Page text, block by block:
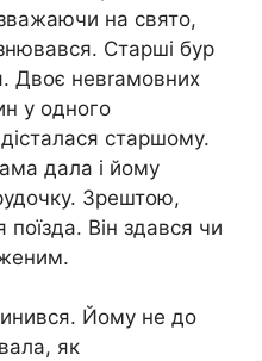
на свято,
Старші бур
Двоє невrамовних
у одного
старшому.
дала і йому
Зрештою,
Він здався чи
Йому не до
як